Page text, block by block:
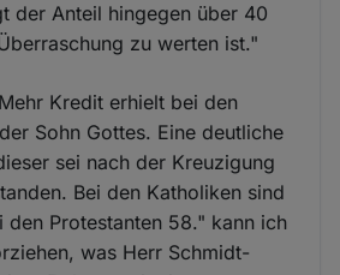
der Anteil hingegen über 40
zu werten ist."
Kredit erhielt bei den
Sohn Gottes. Eine deutliche
sei nach der Kreuzigung
Bei den Katholiken sind
den Protestanten 58." kann ich
was Herr Schmidt-